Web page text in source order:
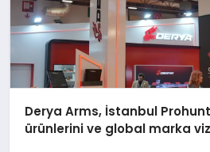
Derya Arms, İstanbul
ürünlerini ve global marka